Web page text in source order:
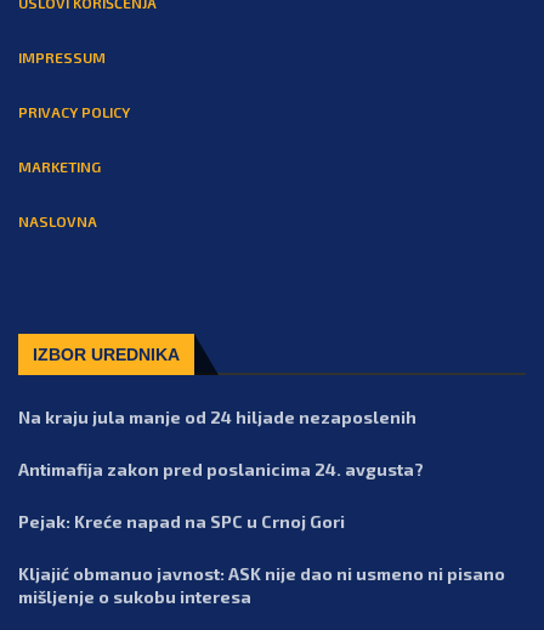
IMPRESSUM
PRIVACY POLICY
MARKETING
NASLOVNA
IZBOR UREDNIKA
Na kraju jula manje od 24 hiljade nezaposlenih
Antimafija zakon pred poslanicima 24. avgusta?
Pejak: Kreće napad na SPC u Crnoj Gori
Kljajić obmanuo javnost: ASK nije dao ni usmeno ni pisano
mišljenje o sukobu interesa